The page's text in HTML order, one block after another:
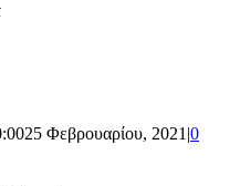
25 Φεβρουαρίου, 2021|0